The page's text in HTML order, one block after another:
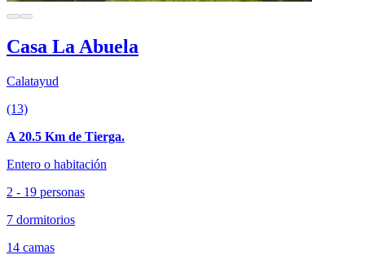
Casa La Abuela
Calatayud
(13)
A 20.5 Km de Tierga.
Entero o habitación
2 - 19 personas
7 dormitorios
14 camas